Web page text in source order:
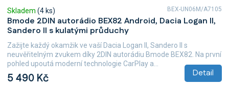
Bmode 2DIN autorádio BEX82 Android, Dacia Logan II,
Sandero II s kulatými průduchy
Skladem (4 ks)
5 490 Kč Detail
Zažijte každý okamžik ve vaší Dacia Logan II, Sandero II s
neuvěřitelným zvukem díky 2DIN autorádiu Bmode BEX82. Na první
pohled upoutá moderní technologie CarPlay a...
BEX-UN06M/A7105